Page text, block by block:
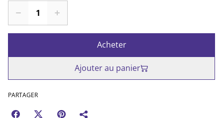
Acheter
Ajouter au panier
PARTAGER